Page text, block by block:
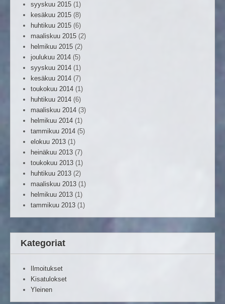
syyskuu 2015 (1)
kesäkuu 2015 (8)
huhtikuu 2015 (6)
maaliskuu 2015 (2)
helmikuu 2015 (2)
joulukuu 2014 (5)
syyskuu 2014 (1)
kesäkuu 2014 (7)
toukokuu 2014 (1)
huhtikuu 2014 (6)
maaliskuu 2014 (3)
helmikuu 2014 (1)
tammikuu 2014 (5)
elokuu 2013 (1)
heinäkuu 2013 (7)
toukokuu 2013 (1)
huhtikuu 2013 (2)
maaliskuu 2013 (1)
helmikuu 2013 (1)
tammikuu 2013 (1)
Kategoriat
Ilmoitukset
Kisatulokset
Yleinen